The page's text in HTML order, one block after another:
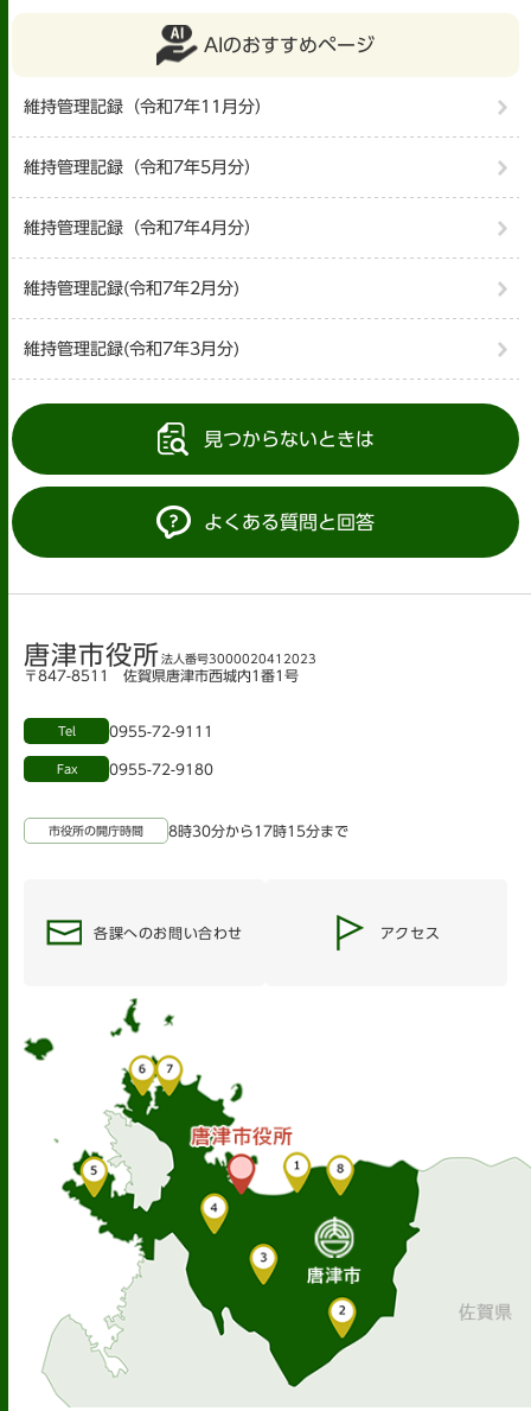
AIのおすすめページ
維持管理記録（令和7年11月分）
維持管理記録（令和7年5月分）
維持管理記録（令和7年4月分）
維持管理記録(令和7年2月分)
維持管理記録(令和7年3月分)
見つからないときは
よくある質問と回答
唐津市役所 法人番号3000020412023
〒847-8511 佐賀県唐津市西城内1番1号
Tel 0955-72-9111
Fax 0955-72-9180
市役所の開庁時間 8時30分から17時15分まで
各課へのお問い合わせ アクセス